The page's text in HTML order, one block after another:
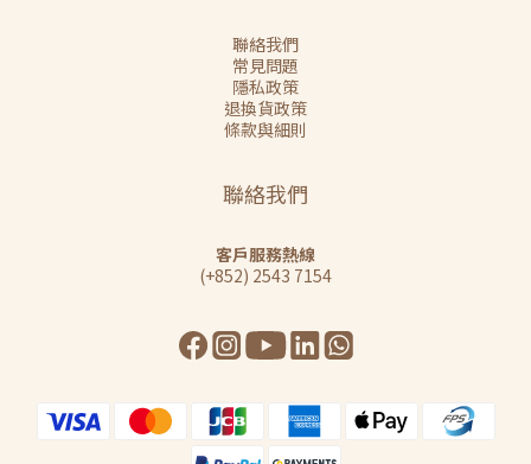
聯絡我們
常見問題
隱私政策
退換貨政策
條款與細則
聯絡我們
客戶服務熱線
(+852) 2543 7154